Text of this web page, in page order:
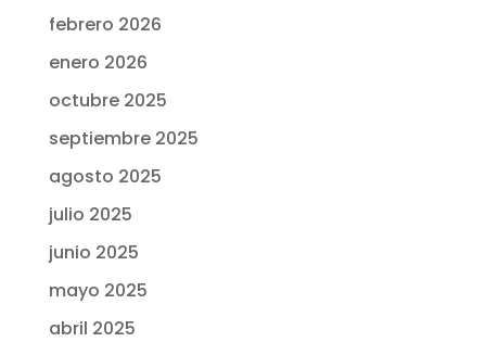
febrero 2026
enero 2026
octubre 2025
septiembre 2025
agosto 2025
julio 2025
junio 2025
mayo 2025
abril 2025